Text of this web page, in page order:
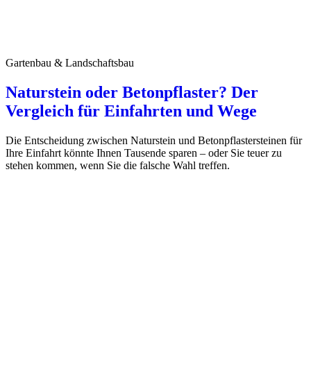
Gartenbau & Landschaftsbau
Naturstein oder Betonpflaster? Der
Vergleich für Einfahrten und Wege
Die Entscheidung zwischen Naturstein und Betonpflastersteinen für
Ihre Einfahrt könnte Ihnen Tausende sparen – oder Sie teuer zu
stehen kommen, wenn Sie die falsche Wahl treffen.